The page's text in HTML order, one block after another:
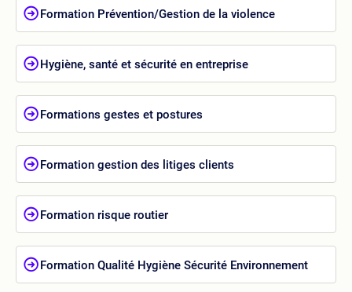
Formation Prévention/Gestion de la violence
Hygiène, santé et sécurité en entreprise
Formations gestes et postures
Formation gestion des litiges clients
Formation risque routier
Formation Qualité Hygiène Sécurité Environnement